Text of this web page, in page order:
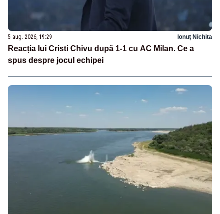
5 aug. 2026, 19:29 Ionuț Nichita
Reacția lui Cristi Chivu după 1-1 cu AC Milan. Ce a
spus despre jocul echipei